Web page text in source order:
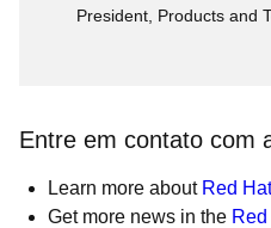
President, Products and
Entre em contato com
Learn more about Red Hat
Get more news in the